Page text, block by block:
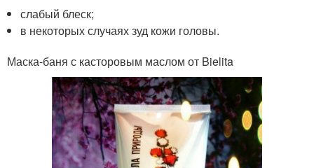
слабый блеск;
в некоторых случаях зуд кожи головы.
Маска-баня с касторовым маслом от Bielita